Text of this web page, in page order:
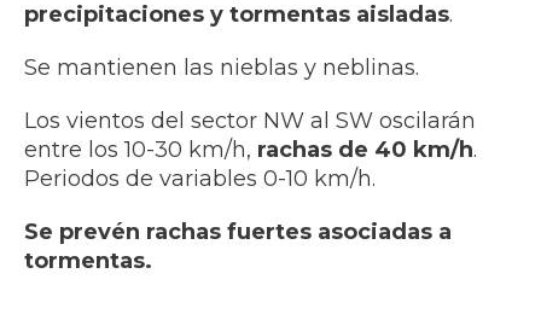
precipitaciones y tormentas aisladas.
Se mantienen las nieblas y neblinas.
Los vientos del sector NW al SW oscilarán
entre los 10-30 km/h, rachas de 40 km/h.
Periodos de variables 0-10 km/h.
Se prevén rachas fuertes asociadas a
tormentas.